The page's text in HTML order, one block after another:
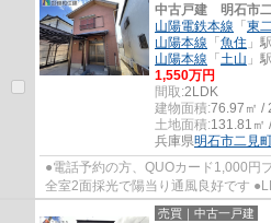
中古戸建 明石市
山陽電鉄本線 「東
山陽本線 「魚住 」
山陽本線 「土山 」
1,550万円
間取:2LDK
建物面積:76.97㎡ /
土地面積:131.81㎡
兵庫県明石市二見
●電話予約の方、QUOカード1,000円
全室2面採光で陽当り通風良好です
もスッキリします ●二見北小学校・二
売買｜中古一戸建